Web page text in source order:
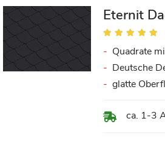
Eternit
Bewertung:
ca. 1-3
Quadrate
Deutsche
glatte